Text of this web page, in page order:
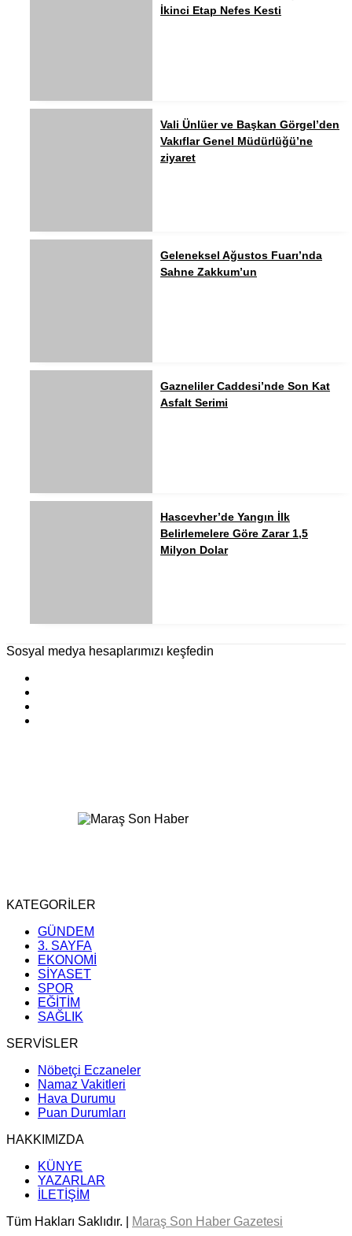
İkinci Etap Nefes Kesti
Vali Ünlüer ve Başkan Görgel’den
Vakıflar Genel Müdürlüğü’ne
ziyaret
Geleneksel Ağustos Fuarı’nda
Sahne Zakkum’un
Gazneliler Caddesi’nde Son Kat
Asfalt Serimi
Hascevher’de Yangın İlk
Belirlemelere Göre Zarar 1,5
Milyon Dolar
Sosyal medya hesaplarımızı keşfedin
KATEGORİLER
GÜNDEM
3. SAYFA
EKONOMİ
SİYASET
SPOR
EĞİTİM
SAĞLIK
SERVİSLER
Nöbetçi Eczaneler
Namaz Vakitleri
Hava Durumu
Puan Durumları
HAKKIMIZDA
KÜNYE
YAZARLAR
İLETİŞİM
Tüm Hakları Saklıdır. |
Maraş Son Haber Gazetesi